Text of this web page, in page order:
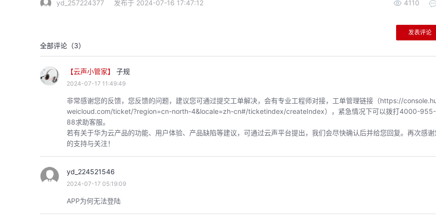
yd_257224377 发布于 2024-07-16 17:47:12 4110
发表评论
全部评论（3）
【云声小管家】 子规
2024-07-17 11:49:49
非常感谢您的反馈，您反馈的问题，建议您可通过提交工单解决，会有专业工程师对接，工单管理链接（https://
weicloud.com/ticket/?region=cn-north-4&locale=zh-cn#/ticketindex/createIndex），紧急情况下可以拨打4000-
88求助客服。
若有关于华为云产品的功能、用户体验、产品缺陷等建议，可通过云声平台提出，我们会尽快确认后并给您回复。再次感谢
的支持与关注！
yd_224521546
2024-07-17 05:19:09
APP为何无法登陆